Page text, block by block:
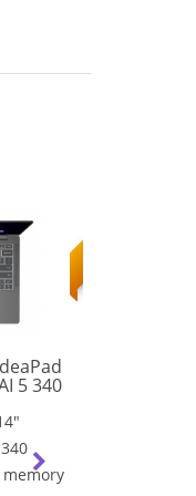
5 340
1TB
memory